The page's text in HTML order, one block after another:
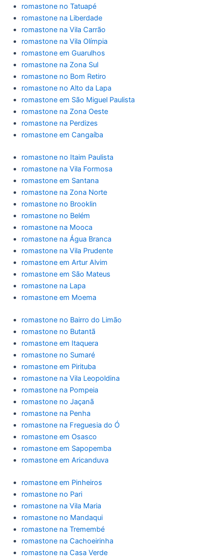
romastone no Tatuapé
romastone na Liberdade
romastone na Vila Carrão
romastone na Vila Olímpia
romastone em Guarulhos
romastone na Zona Sul
romastone no Bom Retiro
romastone no Alto da Lapa
romastone em São Miguel Paulista
romastone na Zona Oeste
romastone na Perdizes
romastone em Cangaíba
romastone no Itaim Paulista
romastone na Vila Formosa
romastone em Santana
romastone na Zona Norte
romastone no Brooklin
romastone no Belém
romastone na Mooca
romastone na Água Branca
romastone na Vila Prudente
romastone em Artur Alvim
romastone em São Mateus
romastone na Lapa
romastone em Moema
romastone no Bairro do Limão
romastone no Butantã
romastone em Itaquera
romastone no Sumaré
romastone em Pirituba
romastone na Vila Leopoldina
romastone na Pompeia
romastone no Jaçanã
romastone na Penha
romastone na Freguesia do Ó
romastone em Osasco
romastone em Sapopemba
romastone em Aricanduva
romastone em Pinheiros
romastone no Pari
romastone na Vila Maria
romastone no Mandaqui
romastone na Tremembé
romastone na Cachoeirinha
romastone na Casa Verde